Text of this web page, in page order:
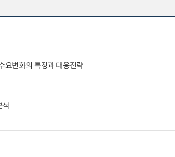
요변화의 특징과 대응전략
석